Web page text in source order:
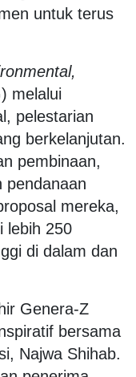
untuk terus
melalui
pelestarian
berkelanjutan.
pembinaan,
pendanaan
mereka,
lebih 250
di dalam dan
Genera-Z
bersama
Najwa Shihab.